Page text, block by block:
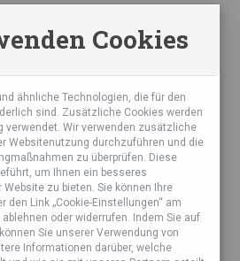
über uns geschrieben
SSL-Zertifikat und DSGVO.
Cookies
ähnliche Technologien, die für den
sind. Zusätzliche Cookies werden
verwendet. Wir verwenden zusätzliche
Websitenutzung durchzuführen und die
zu überprüfen. Diese
um Ihnen ein besseres
zu bieten. Sie können Ihre
den Link „Cookie-Einstellungen“ am
oder widerrufen. Indem Sie auf
Sie unserer Verwendung von
Informationen darüber, welche